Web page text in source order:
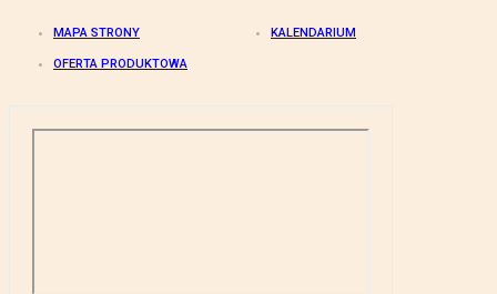
MAPA STRONY KALENDARIUM
OFERTA PRODUKTOWA